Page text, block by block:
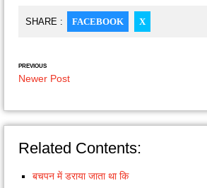
SHARE : FACEBOOK X
PREVIOUS
Newer Post
Related Contents:
बचपन में डराया जाता था कि